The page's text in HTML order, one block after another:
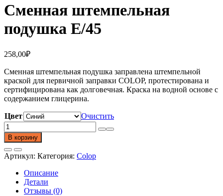
Сменная штемпельная
подушка E/45
258,00₽
Сменная штемпельная подушка заправлена штемпельной
краской для первичной заправки COLOP, протестирована и
сертифицирована как долговечная. Краска на водной основе с
содержанием глицерина.
Цвет
Очистить
Количество
товара
Сменная
штемпельная
подушка
E/45
В корзину
Артикул: Категория: Colop
Описание
Детали
Отзывы (0)